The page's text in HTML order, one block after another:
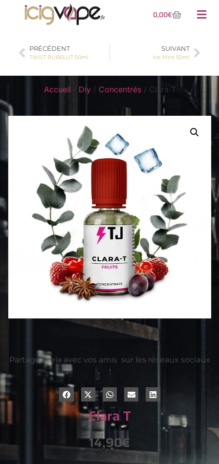
0,00€
PRÉCÉDENT
TWIST RUBELLIT 50ml
SUIVANT
Ice Mint 50ml
Clara T
14,90€
Accueil / Diy/ Concentrés/ Clara T
Partagez cela avec vos amis sur les réseaux sociaux
!